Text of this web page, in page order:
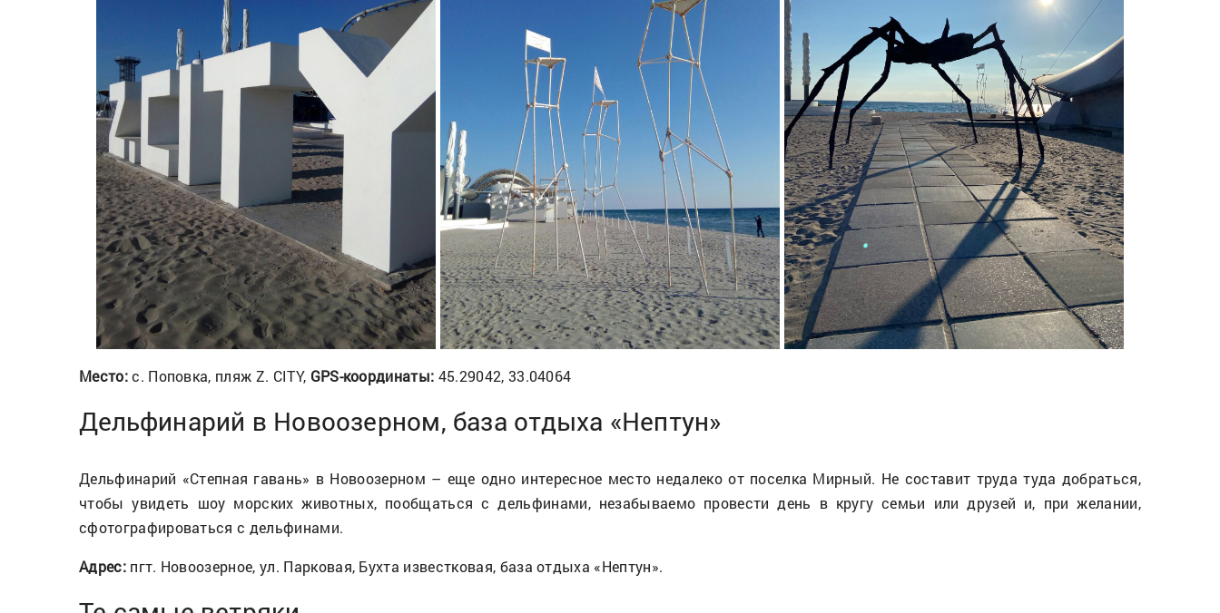
Место:с. Поповка, пляж Z. CITY, GPS-координаты: 45.29042, 33.04064
Дельфинарий в Новоозерном, база отдыха «Нептун»
Дельфинарий «Степная гавань» в Новоозерном – еще одно интересное место недалеко от поселка Мирный. Не составит труда туда добраться,
чтобы увидеть шоу морских животных, пообщаться с дельфинами, незабываемо провести день в кругу семьи или друзей и, при желании,
сфотографироваться с дельфинами.
Адрес: пгт. Новоозерное, ул. Парковая, Бухта известковая, база отдыха «Нептун».